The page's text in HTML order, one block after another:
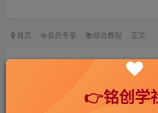
首页 🍻会员专享 📚综合教程 正文
全新蓝海项目 小样经济大牌
👉铭创学